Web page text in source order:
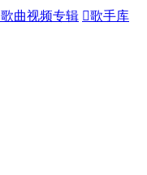
歌曲视频专辑 歌手库